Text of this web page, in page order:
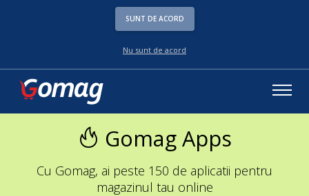
SUNT DE ACORD
Nu sunt de acord
Gomag Apps
Cu Gomag, ai peste 150 de aplicatii pentru
magazinul tau online